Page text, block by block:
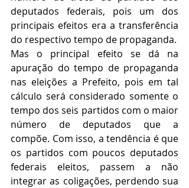
deputados federais, pois um dos
principais efeitos era a transferência
do respectivo tempo de propaganda.
Mas o principal efeito se dá na
apuração do tempo de propaganda
nas eleições a Prefeito, pois em tal
cálculo será considerado somente o
tempo dos seis partidos com o maior
número de deputados que a
compõe. Com isso, a tendência é que
os partidos com poucos deputados
federais eleitos, passem a não
integrar as coligações, perdendo sua